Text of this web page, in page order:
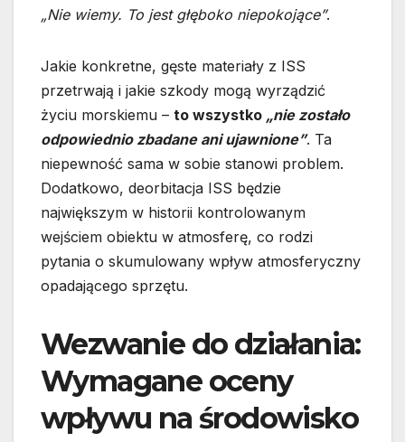
„Nie wiemy. To jest głęboko niepokojące”.
Jakie konkretne, gęste materiały z ISS
przetrwają i jakie szkody mogą wyrządzić
życiu morskiemu – to wszystko „nie zostało
odpowiednio zbadane ani ujawnione”. Ta
niepewność sama w sobie stanowi problem.
Dodatkowo, deorbitacja ISS będzie
największym w historii kontrolowanym
wejściem obiektu w atmosferę, co rodzi
pytania o skumulowany wpływ atmosferyczny
opadającego sprzętu.
Wezwanie do działania:
Wymagane oceny
wpływu na środowisko